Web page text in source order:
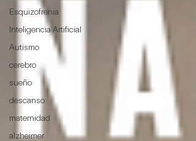
Esquizofrenia
Inteligencia Artificial
Autismo
cerebro
sueño
descanso
maternidad
alzheimer